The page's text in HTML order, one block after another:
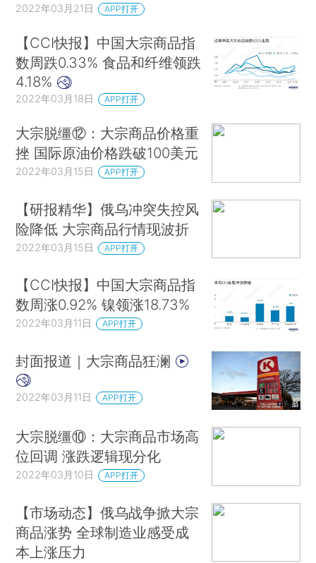
2022年03月21日 APP打开
【CCI快报】中国大宗商品指
数周跌0.33% 食品和纤维领跌
4.18%
2022年03月18日 APP打开
大宗脱缰⑫：大宗商品价格重
挫 国际原油价格跌破100美元
2022年03月15日 APP打开
【研报精华】俄乌冲突失控风
险降低 大宗商品行情现波折
2022年03月15日 APP打开
【CCI快报】中国大宗商品指
数周涨0.92% 镍领涨18.73%
2022年03月11日 APP打开
封面报道｜大宗商品狂澜
2022年03月11日 APP打开
大宗脱缰⑩：大宗商品市场高
位回调 涨跌逻辑现分化
2022年03月10日 APP打开
【市场动态】俄乌战争掀大宗
商品涨势 全球制造业感受成
本上涨压力